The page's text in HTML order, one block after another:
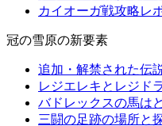
カイオーガ戦攻略レ
冠の雪原の新要素
追加・解禁された伝
レジエレキとレジド
バドレックスの馬は
三闘の足跡の場所と